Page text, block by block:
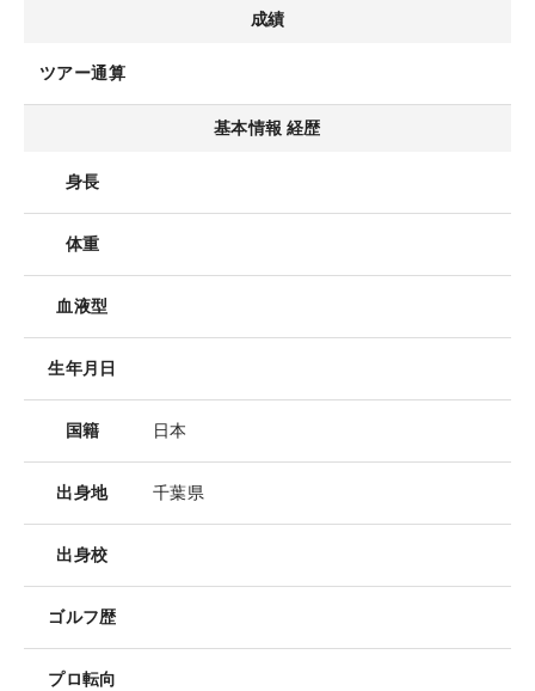
成績
ツアー通算
基本情報 経歴
身長
体重
血液型
生年月日
国籍 日本
出身地 千葉県
出身校
ゴルフ歴
プロ転向